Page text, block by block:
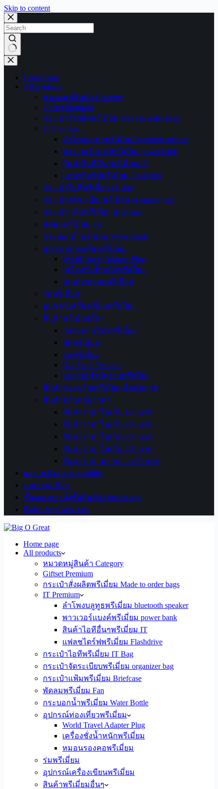
Skip to content
No
results
Home page
All products
หมวดหมู่สินค้า Category
Giftset Premium
กระเป๋าสั่งผลิตพรีเมี่ยม Made to order bags
IT Premium
ลำโพงบลูทูธพรีเมี่ยม bluetooth speaker
พาวเวอร์แบงค์พรีเมี่ยม power bank
สินค้าไอทีอื่นๆพรีเมี่ยม IT
แฟลชไดร์ฟพรีเมี่ยม Flashdrive
กระเป๋าไอทีพรีเมี่ยม IT Bag
กระเป๋าจัดระเบียบพรีเมี่ยม organizer bag
กระเป๋าแฟ้มพรีเมี่ยม Briefcase
พัดลมพรีเมี่ยม Fan
กระบอกน้ำพรีเมี่ยม Water Bottle
อุปกรณ์ท่องเที่ยวพรีเมี่ยม
World Travel Adapter Plug
เครื่องชั่งน้ำหนักพรีเมี่ยม
หมอนรองคอพรีเมี่ยม
ร่มพรีเมี่ยม
อุปกรณ์เครื่องเขียนพรีเมี่ยม
สินค้าพรีเมี่ยมอื่นๆ
กล่องนามบัตรพรีเมี่ยม
พัดพรีเมี่ยม
ร่มพรีเมี่ยม
Gift Shop Premium
อุปกรณ์สำนักงานพรีเมี่ยม
สินค้าของขวัญพรีเมี่ยมเพื่อสุขภาพ
สินค้าตามกลุ่มราคา
สินค้าราคาไม่เกิน 100 บาท
สินค้าราคาไม่เกิน 200 บาท
สินค้าราคาไม่เกิน 300 บาท
สินค้าราคาไม่เกิน 400 บาท
สินค้าราคามากกว่า 400 บาท
ผลงานตัวอย่าง portfolio
บทความ Blog
ขั้นตอนการสั่งซื้อสินค้า How to buy
ติดต่อเรา Contact us
Home page
All products
หมวดหมู่สินค้า Category
Giftset Premium
กระเป๋าสั่งผลิตพรีเมี่ยม Made to order bags
IT Premium
ลำโพงบลูทูธพรีเมี่ยม bluetooth speaker
พาวเวอร์แบงค์พรีเมี่ยม power bank
สินค้าไอทีอื่นๆพรีเมี่ยม IT
แฟลชไดร์ฟพรีเมี่ยม Flashdrive
กระเป๋าไอทีพรีเมี่ยม IT Bag
กระเป๋าจัดระเบียบพรีเมี่ยม organizer bag
กระเป๋าแฟ้มพรีเมี่ยม Briefcase
พัดลมพรีเมี่ยม Fan
กระบอกน้ำพรีเมี่ยม Water Bottle
อุปกรณ์ท่องเที่ยวพรีเมี่ยม
World Travel Adapter Plug
เครื่องชั่งน้ำหนักพรีเมี่ยม
หมอนรองคอพรีเมี่ยม
ร่มพรีเมี่ยม
อุปกรณ์เครื่องเขียนพรีเมี่ยม
สินค้าพรีเมี่ยมอื่นๆ